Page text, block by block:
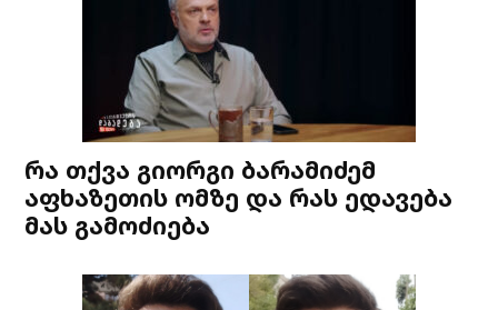
რა თქვა გიორგი ბარამიძემ
აფხაზეთის ომზე და რას ედავება
მას გამოძიება